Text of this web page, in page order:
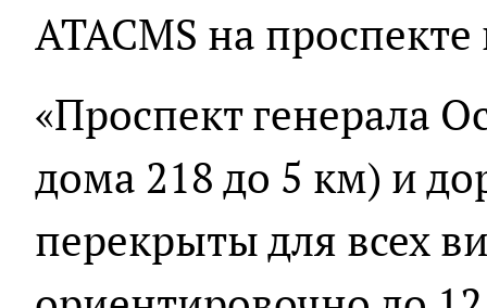
ATACMS на
«Проспект генерала
дома 218 до 5 км) и
перекрыты для всех